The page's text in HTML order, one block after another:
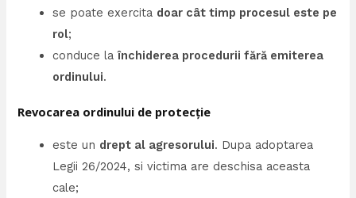
se poate exercita doar cât timp procesul este pe
rol;
conduce laînchiderea procedurii fără emiterea
ordinului.
Revocarea ordinului de protecție
este un drept al agresorului. Dupa adoptarea
Legii 26/2024, si victima are deschisa aceasta
cale;